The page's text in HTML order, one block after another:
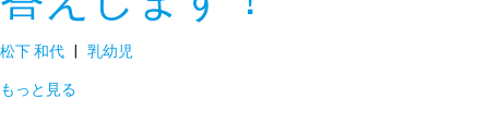
松下 和代 | 乳幼児
もっと見る